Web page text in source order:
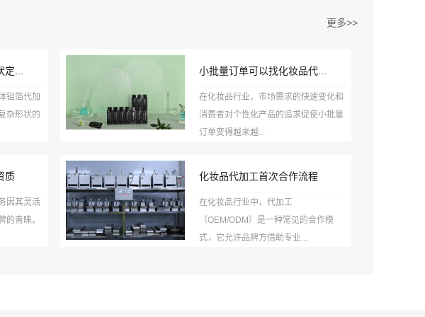
更多>>
...
铝箔代加
杂形状的
小批量订单可以找化妆品代...
在化妆品行业，市场需求的快速变化和
消费者对个性化产品的追求促使小批量
订单变得越来越...
质
因其灵活
的青睐。
化妆品代加工首次合作流程
在化妆品行业中，代加工
（OEM/ODM）是一种常见的合作模
式，它允许品牌方借助专业...